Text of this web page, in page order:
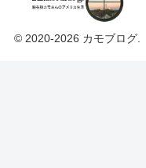
© 2020-2026 カモブログ.